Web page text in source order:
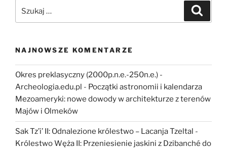
NAJNOWSZE KOMENTARZE
Okres preklasyczny (2000p.n.e.-250n.e.) -
Archeologia.edu.pl - Początki astronomii i kalendarza
Mezoameryki: nowe dowody w architekturze z terenów
Majów i Olmeków
Sak Tz’i’ II: Odnalezione królestwo – Lacanja Tzeltal -
Królestwo Węża II: Przeniesienie jaskini z Dzibanché do